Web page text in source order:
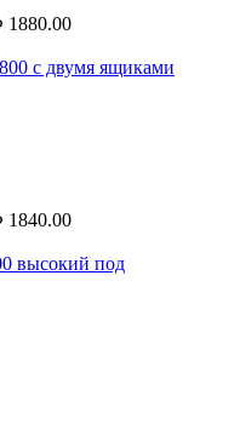
с двумя ящиками
высокий под